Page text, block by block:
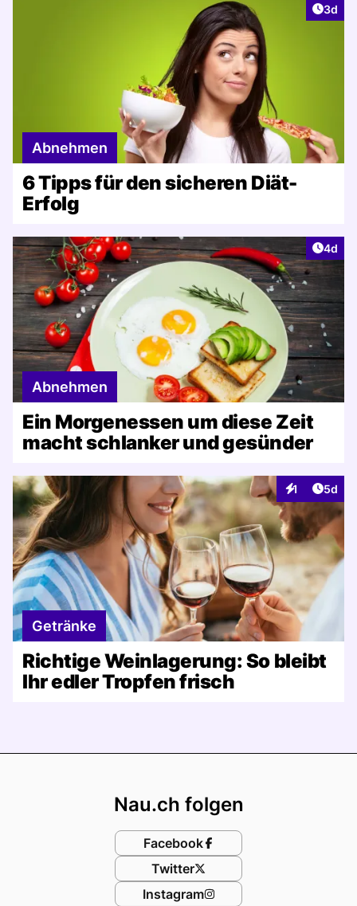
3d
Abnehmen
6 Tipps für den sicheren Diät-
Erfolg
4d
Abnehmen
Ein Morgenessen um diese Zeit
macht schlanker und gesünder
1
Interaktionen
5d
Getränke
Richtige Weinlagerung: So bleibt
Ihr edler Tropfen frisch
Nau.ch folgen
Facebook
Twitter
Instagram